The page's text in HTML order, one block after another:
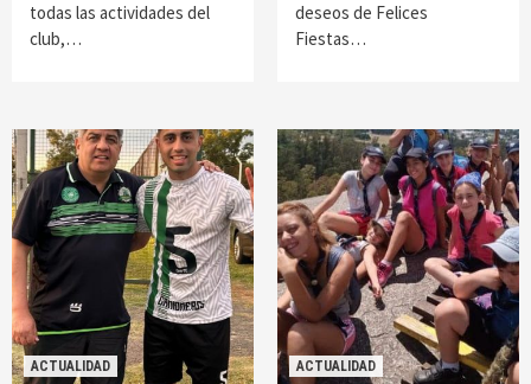
todas las actividades del
club,…
deseos de Felices
Fiestas…
ACTUALIDAD ACTUALIDAD